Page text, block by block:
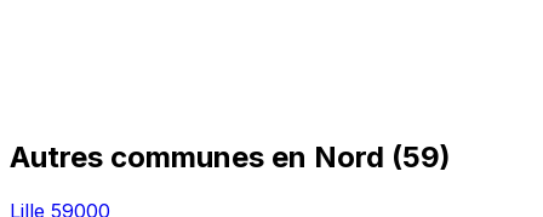
Autres communes en Nord (59)
Lille 59000